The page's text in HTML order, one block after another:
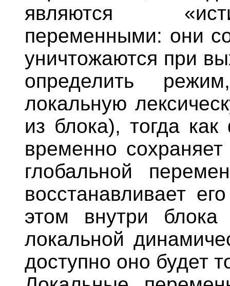
являются
переменными: они
уничтожаются при
определить
локальную
из блока), тогда
временно
глобальной
восстанавливает
этом внутри
локальной
доступно оно будет